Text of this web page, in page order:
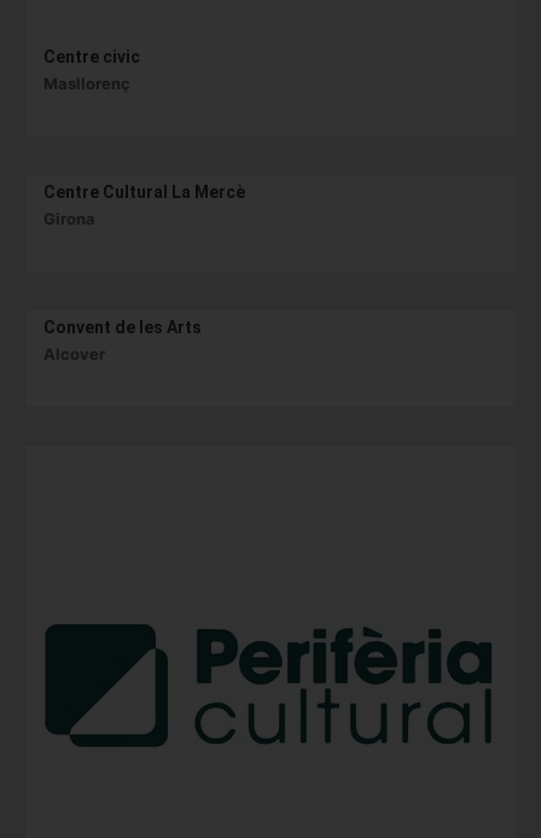
Centre civic
Masllorenç
Centre Cultural La Mercè
Girona
Convent de les Arts
Alcover